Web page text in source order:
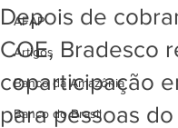
AFAP
Artigos
Banco da Amazônia
Banco do Brasil
Depois de
COE, Bradesco
coparticipação
para pessoas